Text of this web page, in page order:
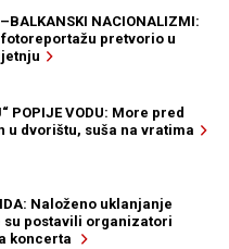
NACIONALIZMI:
pretvorio u
POPIJE VODU: More pred
u dvorištu, suša na vratima
Naloženo uklanjanje
su postavili organizatori
koncerta